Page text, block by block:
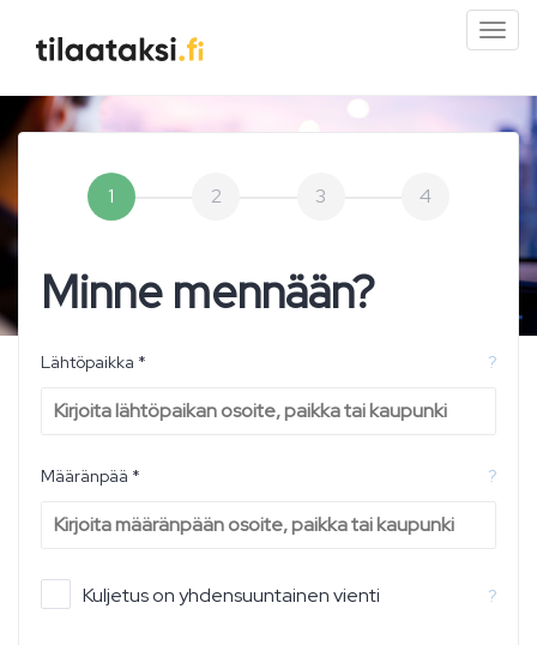
1 2 3 4
Minne mennään?
Lähtöpaikka * ?
Määränpää * ?
Kuljetus on yhdensuuntainen vienti ?